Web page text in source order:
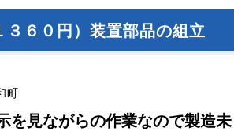
求人検索
正社員で転職したい方
スタイルに合わせて働く
よくいただくご質問
３６０円）装置部品の組立
町
を見ながらの作業なので製造未